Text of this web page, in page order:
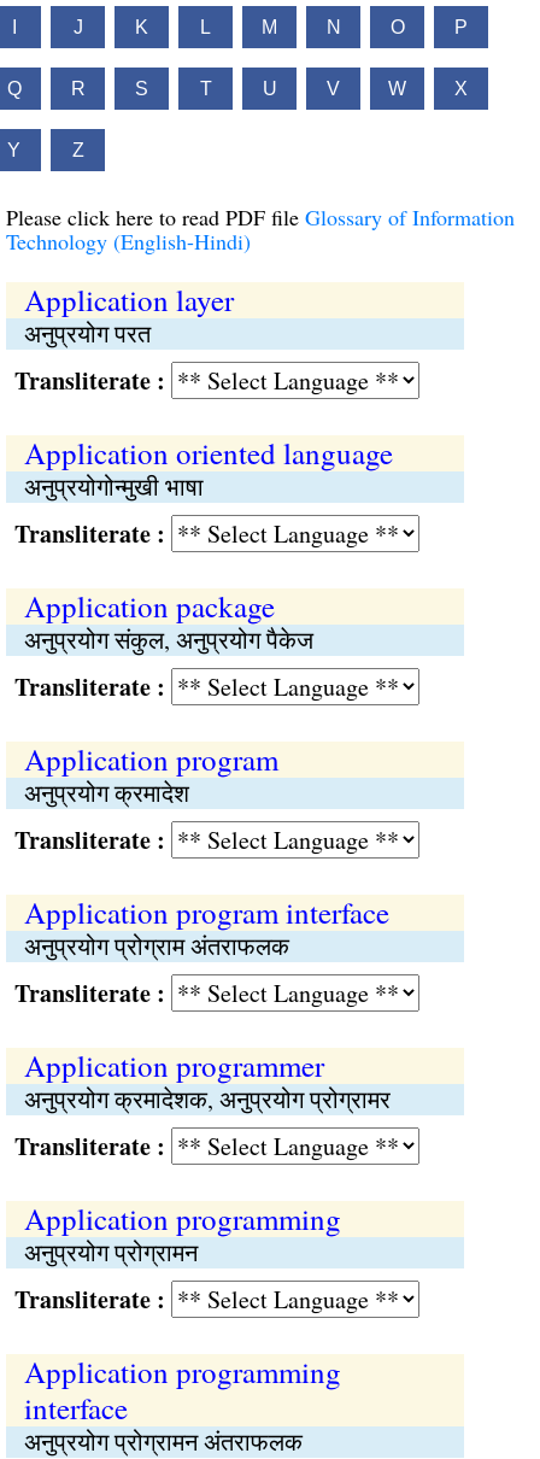
J K L M N O P
Q R S T U V W X
Y Z
Please click here to read PDF file Glossary of Information
Technology (English-Hindi)
Application layer
अनुप्रयोग परत
:
Application oriented language
अनुप्रयोगोन्मुखी भाषा
:
Application package
अनुप्रयोग संकुल, अनुप्रयोग पैकेज
:
Application program
अनुप्रयोग क्रमादेश
:
Application program interface
अनुप्रयोग प्रोग्राम अंतराफलक
:
Application programmer
अनुप्रयोग क्रमादेशक, अनुप्रयोग प्रोग्रामर
:
Application programming
अनुप्रयोग प्रोग्रामन
:
Application programming
interface
अनुप्रयोग प्रोग्रामन अंतराफलक